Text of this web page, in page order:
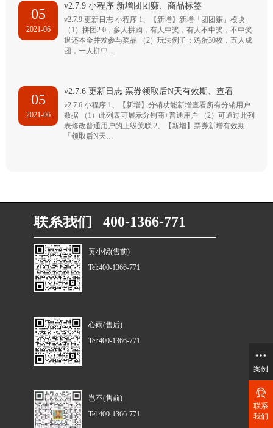
05
2021-06
v2.7.9 小程序 新增团团赚、商品标签
v2.7.9 更新日志 小程序 1、【新增】新增「团团赚」模块
（1）拼团2.0，多人拼购，有人中奖，有人不中奖，不中奖
退还本金并发参与奖品 （2）玩法例子：鸡蛋30枚，五人成
团，一人拼中…
05
2021-06
v2.7.6 更新日志 票券领取后N天有效期、查看
v2.7.6 小程序 1、【新增】分销功能新增查看所有分销用户
数据 （1）此列表可展示分销商+普通用户 （2）可通过此列
表修改普通用户的上级关联 2、【新增】票券新增有效期
「领取后N天…
联系我们 400-1366-771
黄小锅(售前)
Tel:400-1366-771
心雨(售后)
Tel:400-1366-771
岂不(售前)
Tel:400-1366-771
案例
联系
我们